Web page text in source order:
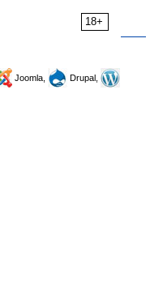
18+
Joomla,
Drupal,